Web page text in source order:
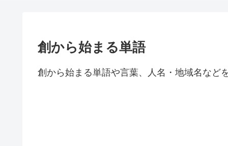
創から始まる単語
創から始まる単語や言葉、人名・地域名など